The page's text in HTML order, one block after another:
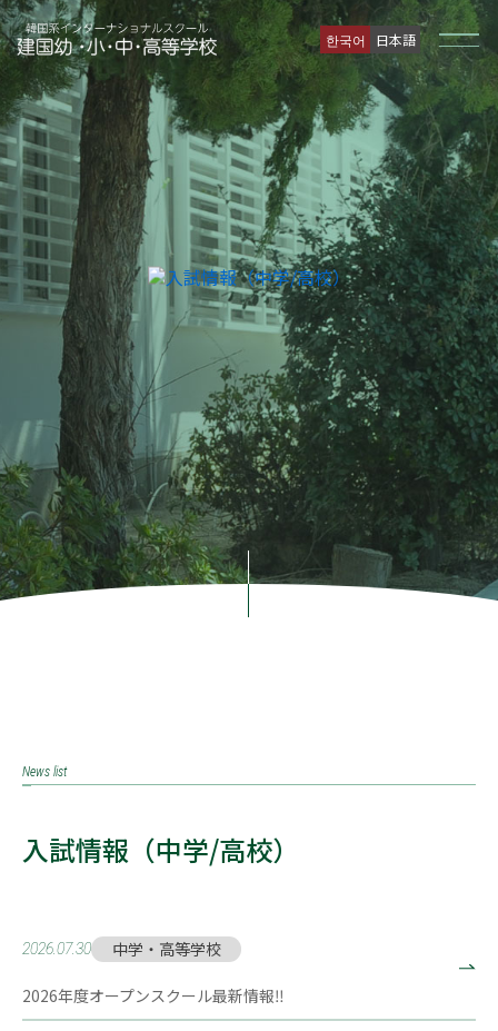
한국어 日本語
News list
入試情報（中学/高校）
2026.07.30 中学・高等学校
2026年度オープンスクール最新情報‼